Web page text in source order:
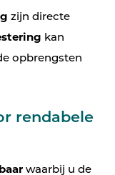
zijn directe
kan
opbrengsten
rendabele
waarbij u de